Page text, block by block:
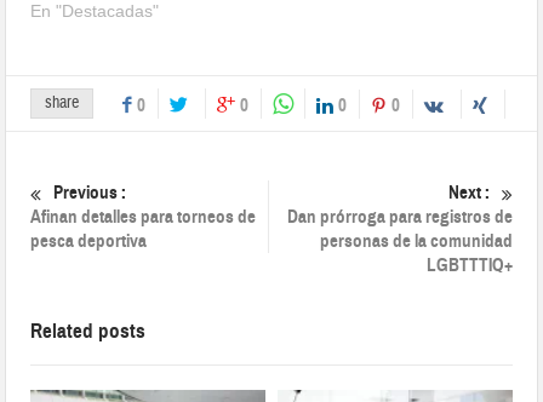
En "Destacadas"
share 0 0 0 0
Previous :
Afinan detalles para torneos de
pesca deportiva
Next :
Dan prórroga para registros de
personas de la comunidad
LGBTTTIQ+
Related posts